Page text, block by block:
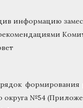
информацию
формирования
округа №54